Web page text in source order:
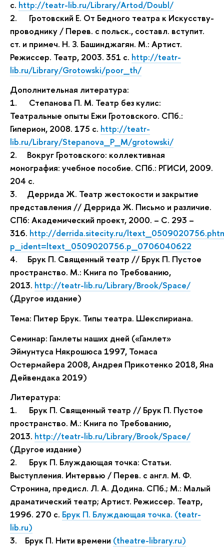
с. http://teatr-lib.ru/Library/Artod/Doubl/
2. Гротовский Е. От Бедного театра к Искусству-
проводнику / Перев. с польск., составл. вступит.
ст. и примеч. Н. З. Башинджагян. М.: Артист.
Режиссер. Театр, 2003. 351 с. http://teatr-
lib.ru/Library/Grotowski/poor_th/
Дополнительная литература:
1.
Степанова П. М. Театр без кулис:
Театральные опыты Ежи Гротовского. СПб.:
Гиперион, 2008. 175 с. http://teatr-
lib.ru/Library/Stepanova_P_M/grotowski/
2.
Вокруг Гротовского: коллективная
монография: учебное пособие. СПб.: РГИСИ, 2009.
204 с.
3.
Деррида Ж. Театр жестокости и закрытие
представления // Деррида Ж. Письмо и различие.
СПб: Академический проект, 2000. – С. 293 –
316. http://derrida.sitecity.ru/
p_ident=ltext_0509020756.p_0706040622
4.
Брук П. Священный театр // Брук П. Пустое
пространство. М.: Книга по Требованию,
2013. http://teatr-lib.ru/Library/Brook/Space/
(Другое издание)
Тема: Питер Брук. Типы театра. Шекспириана.
Семинар: Гамлеты наших дней («Гамлет»
Эймунтуса Някрошюса 1997, Томаса
Остермайера 2008, Андрея Прикотенко 2018, Яна
Дейвендака 2019)
Литература:
1.
Брук П. Священный театр // Брук П. Пустое
пространство. М.: Книга по Требованию,
2013. http://teatr-lib.ru/Library/Brook/Space/
(Другое издание)
2.
Брук П. Блуждающая точка: Статьи.
Выступления. Интервью / Перев. с англ. М. Ф.
Стронина, предисл. Л. А. Додина. СПб.; М.: Малый
драматический театр; Артист. Режиссер. Театр,
1996. 270 с. Брук П. Блуждающая точка. (teatr-
lib.ru)
3. Брук П. Нити времени (theatre-library.ru)